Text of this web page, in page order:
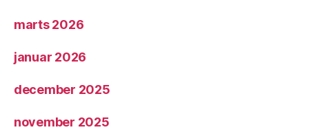
marts 2026
januar 2026
december 2025
november 2025